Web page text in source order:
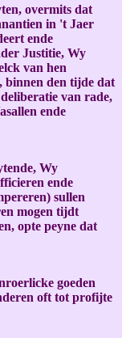
overmits dat
in 't Jaer
ende
Justitie, Wy
van hen
binnen den tijde dat
van rade,
ende
Wy
ende
sullen
mogen tijdt
opte peyne dat
goeden
oft tot profijte